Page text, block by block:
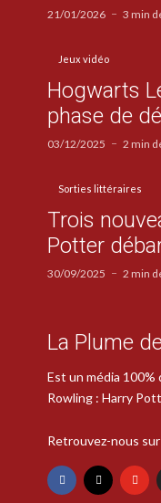
21/01/2026 3 min
Jeux vidéo
Hogwarts
phase de
03/12/2025 2 min
Sorties littéraires
Trois
Potter
30/09/2025 2 min
La Plume
Est un média 100%
Rowling : Harry
Retrouvez-nous